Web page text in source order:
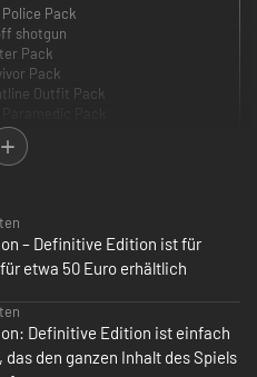
Police Pack
shotgun
Pack
Pack
Outfit Pack
PACK
Pass
oder allein und rette New
enhält das Spiel, den Season-
der Nationalgarde.
Jahr Zugang zu allen drei großen
– Definitive Edition ist für
etwa 50 Euro erhältlich
Definitive Edition ist einfach
das den ganzen Inhalt des Spiels